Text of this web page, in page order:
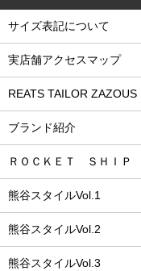
サイズ表記について
実店舗アクセスマップ
REATS TAILOR ZAZOUS
ブランド紹介
ＲＯＣＫＥＴ ＳＨＩＰ
熊谷スタイルVol.1
熊谷スタイルVol.2
熊谷スタイルVol.3